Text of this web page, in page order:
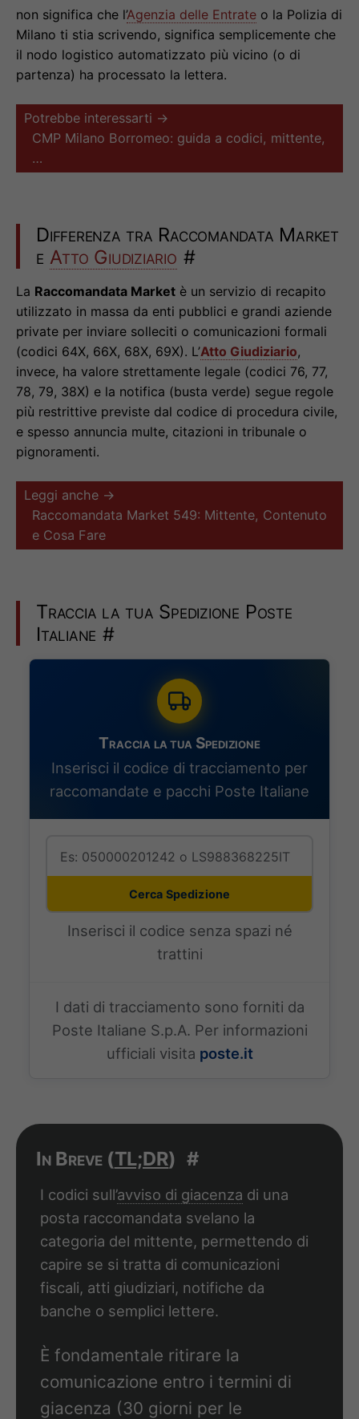
non significa che l’Agenzia delle Entrate o la Polizia di
Milano ti stia scrivendo, significa semplicemente che
il nodo logistico automatizzato più vicino (o di
partenza) ha processato la lettera.
Potrebbe interessarti →
CMP Milano Borromeo: guida a codici, mittente,
…
Differenza tra Raccomandata Market
e Atto Giudiziario #
La Raccomandata Market è un servizio di recapito
utilizzato in massa da enti pubblici e grandi aziende
private per inviare solleciti o comunicazioni formali
(codici 64X, 66X, 68X, 69X). L’Atto Giudiziario,
invece, ha valore strettamente legale (codici 76, 77,
78, 79, 38X) e la notifica (busta verde) segue regole
più restrittive previste dal codice di procedura civile,
e spesso annuncia multe, citazioni in tribunale o
pignoramenti.
Leggi anche →
Raccomandata Market 549: Mittente, Contenuto
e Cosa Fare
Traccia la tua Spedizione Poste
Italiane #
Traccia la tua Spedizione
Inserisci il codice di tracciamento per
raccomandate e pacchi Poste Italiane
Cerca Spedizione
Inserisci il codice senza spazi né
trattini
I dati di tracciamento sono forniti da
Poste Italiane S.p.A. Per informazioni
ufficiali visita poste.it
In Breve (TL;DR) #
I codici sull’avviso di giacenza di una
posta raccomandata svelano la
categoria del mittente, permettendo di
capire se si tratta di comunicazioni
fiscali, atti giudiziari, notifiche da
banche o semplici lettere.
È fondamentale ritirare la
comunicazione entro i termini di
giacenza (30 giorni per le